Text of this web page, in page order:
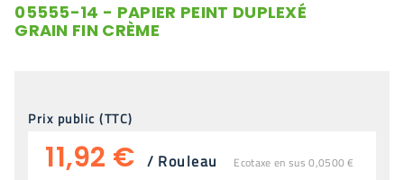
05555-14 - PAPIER PEINT DUPLEXÉ
GRAIN FIN CRÈME
Prix public (TTC)
11,92 € / Rouleau Ecotaxe en sus 0,0500 €